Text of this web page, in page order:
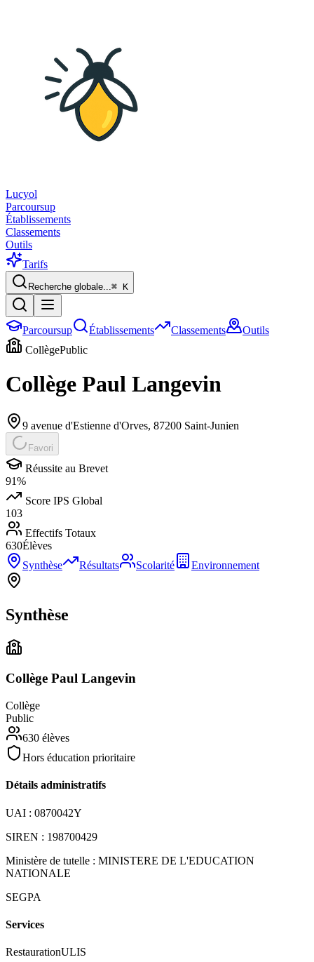
Lucyol
Parcoursup
Établissements
Classements
Outils
Tarifs
Recherche globale...⌘ K
Parcoursup Établissements Classements
Outils
CollègePublic
Collège Paul Langevin
9 avenue d'Estienne d'Orves, 87200 Saint-Junien
Favori
Réussite au Brevet
91%
Score IPS Global
103
Effectifs Totaux
630Élèves
Synthèse
Résultats Scolarité Environnement
Synthèse
Collège Paul Langevin
Collège
Public
630 élèves
Hors éducation prioritaire
Détails administratifs
UAI : 0870042Y
SIREN : 198700429
Ministère de tutelle : MINISTERE DE L'EDUCATION
NATIONALE
SEGPA
Services
RestaurationULIS